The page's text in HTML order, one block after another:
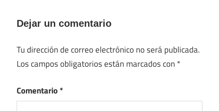
Dejar un comentario
Tu dirección de correo electrónico no será publicada.
Los campos obligatorios están marcados con *
Comentario*